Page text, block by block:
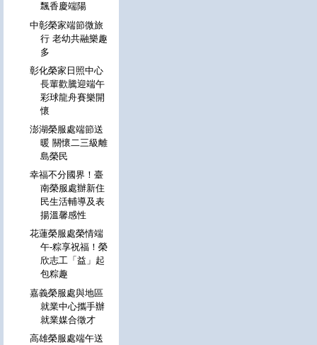
飄香慶端陽
中彰榮家端節微旅
行 老幼共融樂趣
多
彰化榮家日照中心
長輩歡騰迎端午
彩球龍舟賽樂開
懷
澎湖榮服處端節送
暖 關懷二三級離
島榮民
幸福不分國界！臺
南榮服處辦新住
民生活輔導及表
揚溫馨感性
花蓮榮服處榮情端
午-粽享祝福！榮
欣志工「益」起
包粽趣
嘉義榮服處與地區
就業中心攜手辦
就業媒合徵才
高雄榮服處端午送